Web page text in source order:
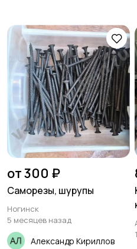
от 300 ₽
Саморезы, шурупы
Ногинск
5 месяцев назад
Александр Кириллов